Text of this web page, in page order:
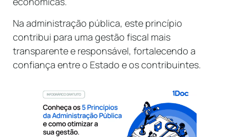
Na administração pública, este princípio
contribui para uma gestão fiscal mais
transparente e responsável, fortalecendo a
confiança entre o Estado e os contribuintes.